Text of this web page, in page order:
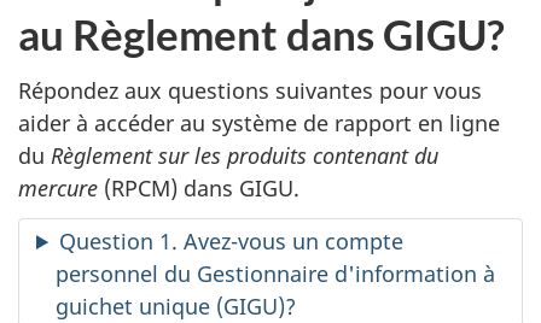
au Règlement dans GIGU?
Répondez aux questions suivantes pour vous
aider à accéder au système de rapport en ligne
du Règlement sur les produits contenant du
mercure (RPCM) dans GIGU.
Question 1. Avez-vous un compte
personnel du Gestionnaire d'information à
guichet unique (GIGU)?